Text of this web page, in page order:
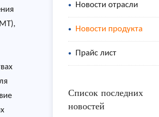
Новости отрасли
Новости продукта
Прайс лист
Список последних
новостей